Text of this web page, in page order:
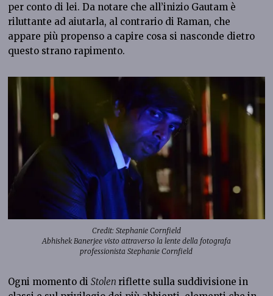
per conto di lei. Da notare che all’inizio Gautam è
riluttante ad aiutarla, al contrario di Raman, che
appare più propenso a capire cosa si nasconde dietro
questo strano rapimento.
Credit: Stephanie Cornfield
Abhishek Banerjee visto attraverso la lente della fotografa
professionista Stephanie Cornfield
Ogni momento diStolen riflette sulla suddivisione in